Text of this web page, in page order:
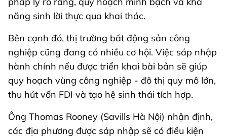
năng sinh lời thực qua khai thác.
Bên cạnh đó, thị trường bất động sản công
nghiệp cũng đang có nhiều cơ hội. Việc sáp nhập
hành chính nếu được triển khai bài bản sẽ giúp
quy hoạch vùng công nghiệp - đô thị quy mô lớn,
thu hút vốn FDI và tạo hệ sinh thái tích hợp.
Ông Thomas Rooney (Savills Hà Nội) nhận định,
các địa phương được sáp nhập sẽ có điều kiện